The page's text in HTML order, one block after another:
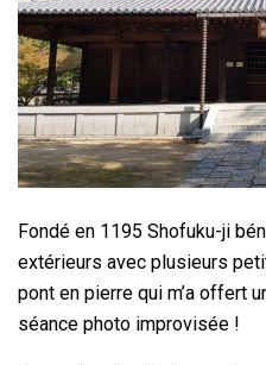
Fondé en 1195 Shofuku-ji
extérieurs avec plusieurs
pont en pierre qui m’a offert
séance photo improvisée !